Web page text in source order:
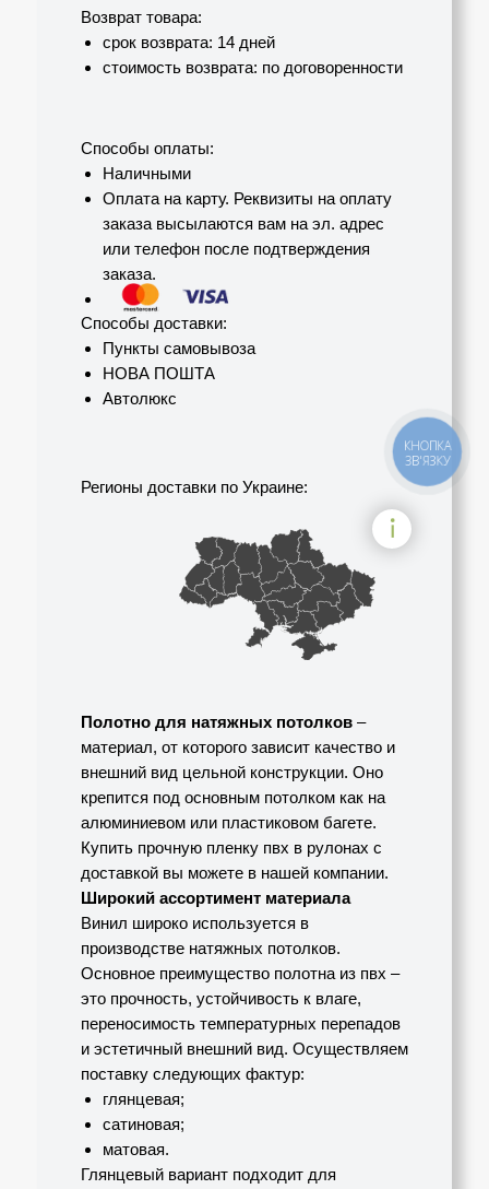
Возврат товара:
срок возврата: 14 дней
стоимость возврата: по договоренности
Регионы доставки по Украине:
Способы доставки:
Пункты самовывоза
НОВА ПОШТА
Автолюкс
Cпособы оплаты:
Наличными
Оплата на карту. Реквизиты на оплату
заказа высылаются вам на эл. адрес
или телефон после подтверждения
заказа.
Полотно для натяжных потолков –
материал, от которого зависит качество и
внешний вид цельной конструкции. Оно
крепится под основным потолком как на
алюминиевом или пластиковом багете.
Купить прочную пленку пвх в рулонах с
доставкой вы можете в нашей компании.
Широкий ассортимент материала
Винил широко используется в
производстве натяжных потолков.
Основное преимущество полотна из пвх ­–
это прочность, устойчивость к влаге,
переносимость температурных перепадов
и эстетичный внешний вид. Осуществляем
поставку следующих фактур:
глянцевая;
сатиновая;
матовая.
Глянцевый вариант подходит для
КНОПКА
ЗВ'ЯЗКУ